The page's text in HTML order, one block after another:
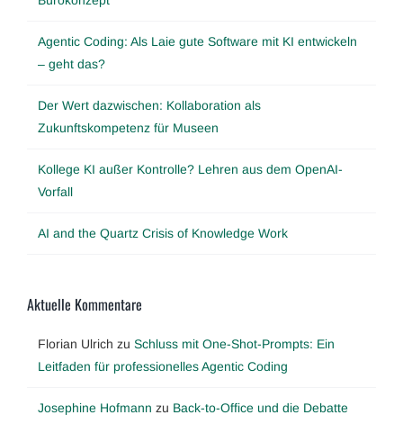
Agentic Coding: Als Laie gute Software mit KI entwickeln
– geht das?
Der Wert dazwischen: Kollaboration als
Zukunftskompetenz für Museen
Kollege KI außer Kontrolle? Lehren aus dem OpenAI-
Vorfall
AI and the Quartz Crisis of Knowledge Work
Aktuelle Kommentare
Florian Ulrich zu Schluss mit One-Shot-Prompts: Ein
Leitfaden für professionelles Agentic Coding
Josephine Hofmann zu Back-to-Office und die Debatte